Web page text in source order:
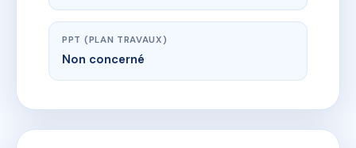
PPT (PLAN TRAVAUX)
Non concerné